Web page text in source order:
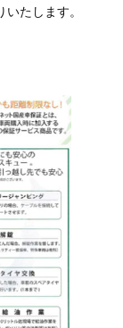
たします。